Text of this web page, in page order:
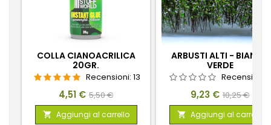
COLLA CIANOACRILICA
20GR.
Recensioni: 13
Prezzo
4,51 € Prezzo
base
5,50 €
 Aggiungi al carrello
ARBUSTI ALTI - BIANCO
VERDE
Recensioni:
Prezzo
9,23 € Prezzo
base
10,25 €
 Aggiungi al carrello